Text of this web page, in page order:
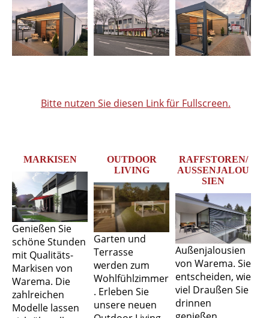
Bitte nutzen Sie diesen Link für Fullscreen.
MARKISEN
Genießen Sie
schöne Stunden
mit Qualitäts-
Markisen von
Warema. Die
zahlreichen
Modelle lassen
OUTDOOR
LIVING
Garten und
Terrasse
werden zum
Wohlfühlzimmer
. Erleben Sie
unsere neuen
RAFFSTOREN/
AUSSENJALOU
SIEN
Außenjalousien
von Warema. Sie
entscheiden, wie
viel Draußen Sie
drinnen